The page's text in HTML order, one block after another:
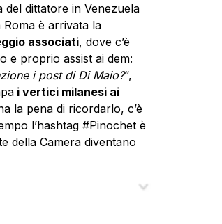
del dittatore in Venezuela
è arrivata la
associati, dove c’è
e proprio assist ai dem:
i post di Di Maio?“,
i vertici milanesi ai
la pena di ricordarlo, c’è
l’hashtag #Pinochet è
della Camera diventano